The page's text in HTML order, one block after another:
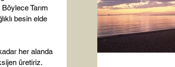
Tarım
besin elde
her alanda
üretiriz.